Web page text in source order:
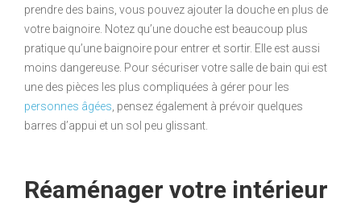
prendre des bains, vous pouvez ajouter la douche en plus de
votre baignoire. Notez qu’une douche est beaucoup plus
pratique qu’une baignoire pour entrer et sortir. Elle est aussi
moins dangereuse. Pour sécuriser votre salle de bain qui est
une des pièces les plus compliquées à gérer pour les
personnes âgées , pensez également à prévoir quelques
barres d’appui et un sol peu glissant.
Réaménager votre intérieur